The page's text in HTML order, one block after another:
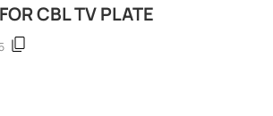
CBL TV PLATE